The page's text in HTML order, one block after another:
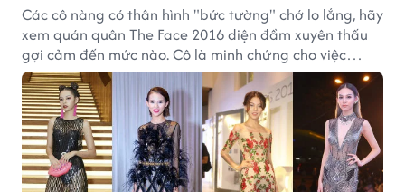
Các cô nàng có thân hình "bức tường" chớ lo lắng, hãy
xem quán quân The Face 2016 diện đầm xuyên thấu
gợi cảm đến mức nào. Cô là minh chứng cho việc
không phải cứ “ngực tấn công, mông phòng thủ” mới
có thể đốt mắt người nhìn với dòng váy mỏng như
sương.